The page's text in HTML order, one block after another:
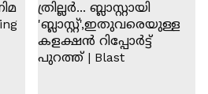
Times